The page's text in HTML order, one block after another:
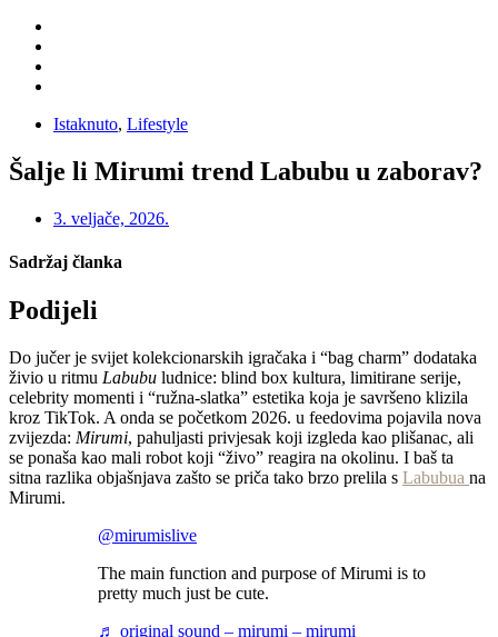
Istaknuto, Lifestyle
Šalje li Mirumi trend Labubu u zaborav?
3. veljače, 2026.
Sadržaj članka
Podijeli
Do jučer je svijet kolekcionarskih igračaka i “bag charm” dodataka
živio u ritmu Labubu ludnice: blind box kultura, limitirane serije,
celebrity momenti i “ružna-slatka” estetika koja je savršeno klizila
kroz TikTok. A onda se početkom 2026. u feedovima pojavila nova
zvijezda: Mirumi, pahuljasti privjesak koji izgleda kao plišanac, ali
se ponaša kao mali robot koji “živo” reagira na okolinu. I baš ta
sitna razlika objašnjava zašto se priča tako brzo prelila s Labubua na
Mirumi.
@mirumislive
The main function and purpose of Mirumi is to
pretty much just be cute.
♬ original sound – mirumi – mirumi